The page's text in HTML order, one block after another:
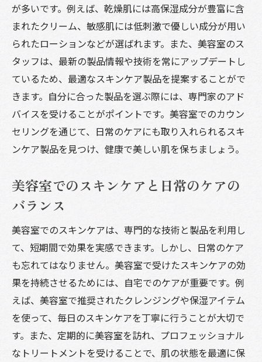
が多いです。例えば、乾燥肌には高保湿成分が豊富に含
まれたクリーム、敏感肌には低刺激で優しい成分が用い
られたローションなどが選ばれます。また、美容室のス
タッフは、最新の製品情報や技術を常にアップデートし
ているため、最適なスキンケア製品を提案することがで
きます。自分に合った製品を選ぶ際には、専門家のアド
バイスを受けることがポイントです。美容室でのカウン
セリングを通じて、日常のケアにも取り入れられるスキ
ンケア製品を見つけ、健康で美しい肌を保ちましょう。
美容室でのスキンケアと日常のケアの
バランス
美容室でのスキンケアは、専門的な技術と製品を利用し
て、短期間で効果を実感できます。しかし、日常のケア
も忘れてはなりません。美容室で受けたスキンケアの効
果を持続させるためには、自宅でのケアが重要です。例
えば、美容室で推奨されたクレンジングや保湿アイテム
を使って、毎日のスキンケアを丁寧に行うことが大切で
す。また、定期的に美容室を訪れ、プロフェッショナル
なトリートメントを受けることで、肌の状態を最適に保